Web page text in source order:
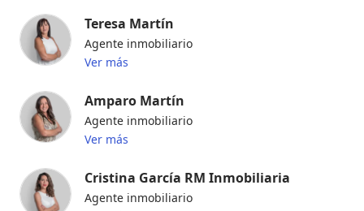
Teresa Martín
Agente inmobiliario
Ver más
Amparo Martín
Agente inmobiliario
Ver más
Cristina García RM Inmobiliaria
Agente inmobiliario